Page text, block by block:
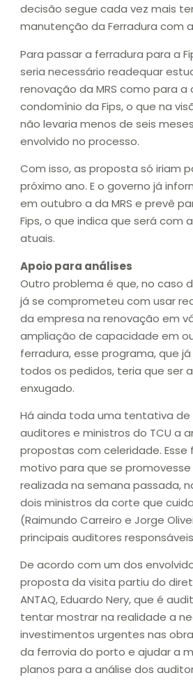
decisão segue cada vez mais
manutenção da Ferradura com a
Para passar a ferradura para a
seria necessário readequar
renovação da MRS como para a
condomínio da Fips, o que na
não levaria menos de seis
envolvido no processo.
Com isso, as proposta só iriam
próximo ano. E o governo já
em outubro a da MRS e prevê
Fips, o que indica que será com
atuais.
Apoio para análises
Outro problema é que, no caso
já se comprometeu com usar
da empresa na renovação em
ampliação de capacidade em
ferradura, esse programa, que
todos os pedidos, teria que ser
enxugado.
Há ainda toda uma tentativa de
auditores e ministros do TCU a
propostas com celeridade. Esse
motivo para que se
realizada na semana passada,
dois ministros da corte que
(Raimundo Carreiro e Jorge
principais auditores
De acordo com um dos
proposta da visita partiu do
ANTAQ, Eduardo Nery, que é
tentar mostrar na realidade a
investimentos urgentes nas
da ferrovia do porto e ajudar a
planos para a análise dos